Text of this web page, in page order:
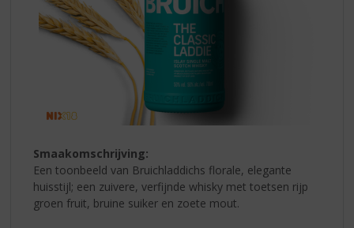
Smaakomschrijving:
Een toonbeeld van Bruichladdichs florale, elegante
huisstijl; een zuivere, verfijnde whisky met toetsen rijp
groen fruit, bruine suiker en zoete mout.